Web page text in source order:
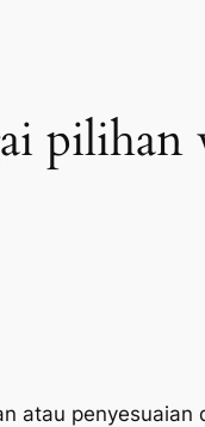
pilihan
atau penyesuaian